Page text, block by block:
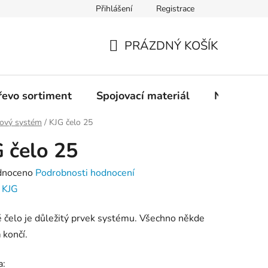
Přihlášení Registrace
KOŠÍK
PRÁZDNÝ KOŠÍK
sortiment Spojovací materiál Nářadí
systém / KJG čelo 25
čelo 25
Podrobnosti hodnocení
KJG
čelo je důležitý prvek systému. Všechno někde
končí.